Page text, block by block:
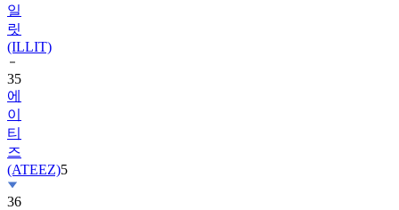
일
릿
(ILLIT)
35
에
이
티
즈
(ATEEZ)5
36